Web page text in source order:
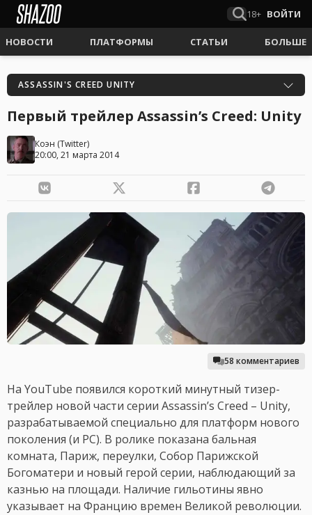
18+ ВОЙТИ
НОВОСТИ ПЛАТФОРМЫ СТАТЬИ БОЛЬШЕ
ASSASSIN'S CREED UNITY
Первый трейлер Assassin’s Creed: Unity
Коэн (Twitter)
20:00, 21 марта 2014
58 комментариев
На YouTube появился короткий минутный тизер-
трейлер новой части серии Assassin’s Creed – Unity,
разрабатываемой специально для платформ нового
поколения (и PC). В ролике показана бальная
комната, Париж, переулки, Собор Парижской
Богоматери и новый герой серии, наблюдающий за
казнью на площади. Наличие гильотины явно
указывает на Францию времен Великой революции.